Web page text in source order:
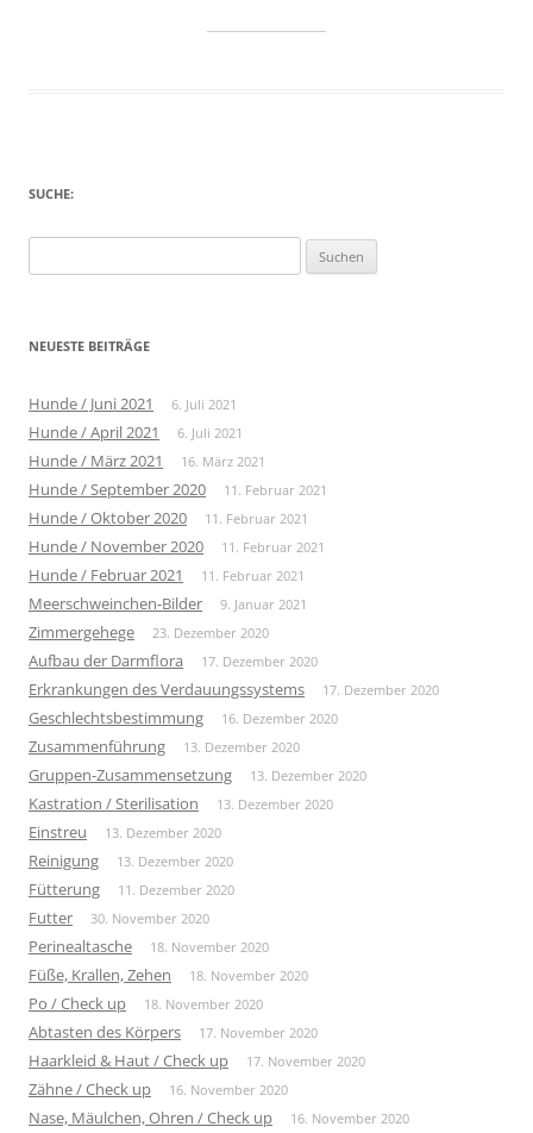
SUCHE:
nach:
NEUESTE BEITRÄGE
Hunde / Juni 2021 6. Juli 2021
Hunde / April 2021 6. Juli 2021
Hunde / März 2021 16. März 2021
Hunde / September 2020 11. Februar 2021
Hunde / Oktober 2020 11. Februar 2021
Hunde / November 2020 11. Februar 2021
Hunde / Februar 2021 11. Februar 2021
Meerschweinchen-Bilder 9. Januar 2021
Zimmergehege 23. Dezember 2020
Aufbau der Darmflora 17. Dezember 2020
Erkrankungen des Verdauungssystems 17. Dezember 2020
Geschlechtsbestimmung 16. Dezember 2020
Zusammenführung 13. Dezember 2020
Gruppen-Zusammensetzung 13. Dezember 2020
Kastration / Sterilisation 13. Dezember 2020
Einstreu 13. Dezember 2020
Reinigung 13. Dezember 2020
Fütterung 11. Dezember 2020
Futter 30. November 2020
Perinealtasche 18. November 2020
Füße, Krallen, Zehen 18. November 2020
Po / Check up 18. November 2020
Abtasten des Körpers 17. November 2020
Haarkleid & Haut / Check up 17. November 2020
Zähne / Check up 16. November 2020
Nase, Mäulchen, Ohren / Check up 16. November 2020